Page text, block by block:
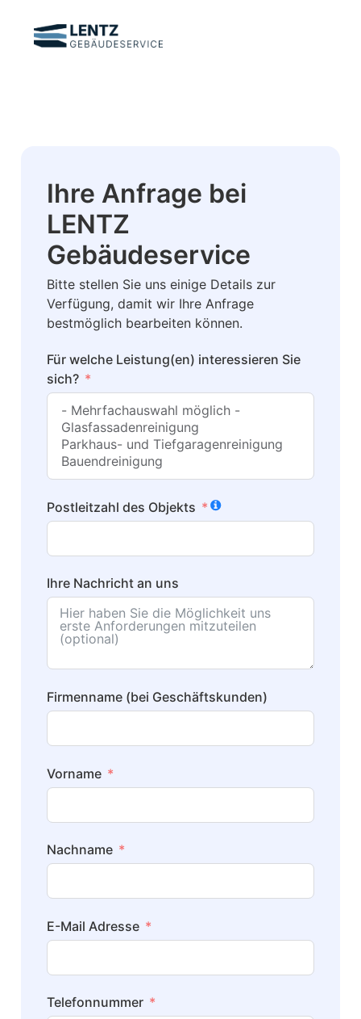
Ihre Anfrage bei
LENTZ
Gebäudeservice
Bitte stellen Sie uns einige Details zur
Verfügung, damit wir Ihre Anfrage
bestmöglich bearbeiten können.
Für welche Leistung(en) interessieren Sie
sich?
Postleitzahl des Objekts
Ihre Nachricht an uns
Firmenname (bei Geschäftskunden)
Vorname
Nachname
E-Mail Adresse
Telefonnummer